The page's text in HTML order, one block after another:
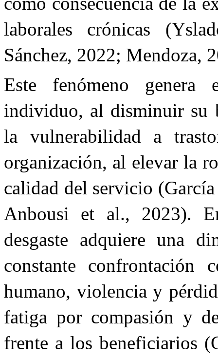
laborales crónicas
Sánchez, 2022; Mendoza,
Este fenómeno
individuo, al disminuir su
la vulnerabilidad a
organización, al elevar la
calidad del servicio
Anbousi et al., 2023).
desgaste adquiere una
constante confrontación
humano, violencia y
fatiga por compasión y
frente a los beneficiarios